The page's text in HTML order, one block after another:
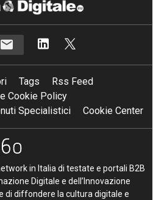
Tags
Rss Feed
Cookie Policy
Specialistici
Cookie Center
in Italia di testate e portali B2B
Digitale e dell’Innovazione
di diffondere la cultura digitale e